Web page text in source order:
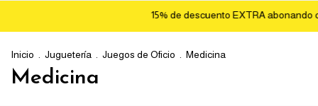
15% de descuento EXTRA abonando con
Inicio Juguetería Juegos de Oficio Medicina
Medicina